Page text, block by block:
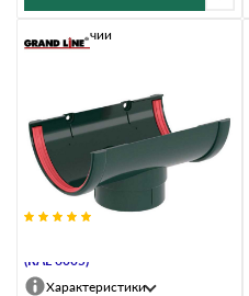
(RAL 6005)
В наличии
Характеристики